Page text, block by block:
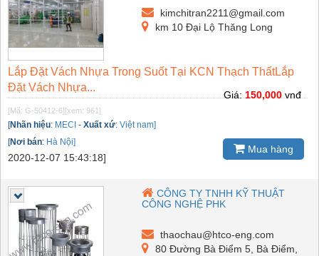
kimchitran2211@gmail.com
km 10 Đại Lộ Thăng Long
Lắp Đặt Vách Nhựa Trong Suốt Tại KCN Thạch ThấtLắp
Đặt Vách Nhựa...
[Mã: G-50412-6][xem: 961]
[Nhãn hiệu: MECI - Xuất xứ: Việt nam]
[Nơi bán: Hà Nội]
2020-12-07 15:43:18]
Giá: 150,000 vnđ
Mua hàng
CÔNG TY TNHH KỸ THUẬT
CÔNG NGHỆ PHK
thaochau@htco-eng.com
80 Đường Bà Điểm 5, Bà Điểm,